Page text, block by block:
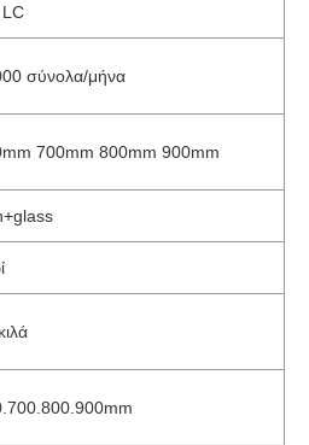
σύνολα/μήνα
700mm 800mm 900mm